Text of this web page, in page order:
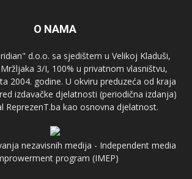
O NAMA
d.o.o. sa sjedištem u Velikoj Kladuši,
3/I, 100% u privatnom vlasništvu,
2004. godine. U okviru preduzeća od kraja
izdavačke djelatnosti (periodična izdanja)
ReprezenT.ba kao osnovna djelatnost.
nezavisnih medija - Independent media
program (IMEP)